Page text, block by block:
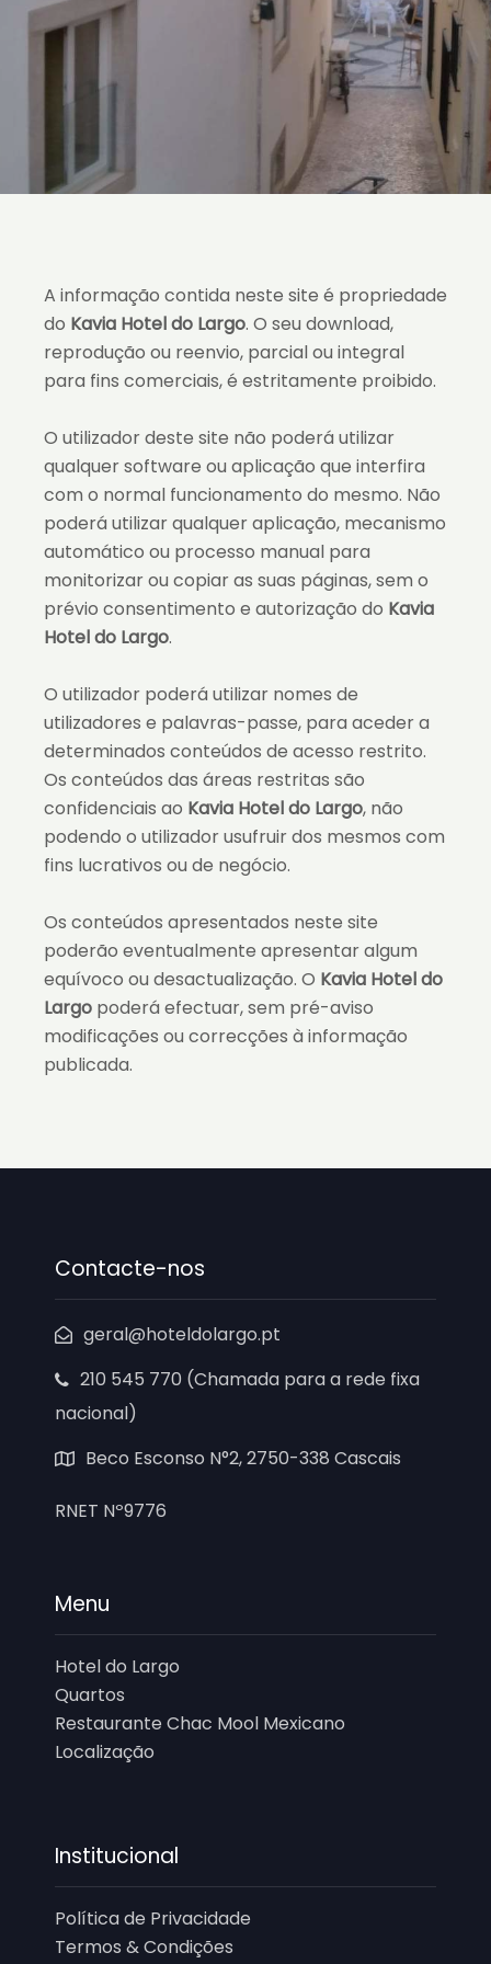
A informação contida neste site é propriedade
do Kavia Hotel do Largo. O seu download,
reprodução ou reenvio, parcial ou integral
para fins comerciais, é estritamente proibido.
O utilizador deste site não poderá utilizar
qualquer software ou aplicação que interfira
com o normal funcionamento do mesmo. Não
poderá utilizar qualquer aplicação, mecanismo
automático ou processo manual para
monitorizar ou copiar as suas páginas, sem o
prévio consentimento e autorização do Kavia
Hotel do Largo.
O utilizador poderá utilizar nomes de
utilizadores e palavras-passe, para aceder a
determinados conteúdos de acesso restrito.
Os conteúdos das áreas restritas são
confidenciais ao Kavia Hotel do Largo, não
podendo o utilizador usufruir dos mesmos com
fins lucrativos ou de negócio.
Os conteúdos apresentados neste site
poderão eventualmente apresentar algum
equívoco ou desactualização. O Kavia Hotel do
Largo poderá efectuar, sem pré-aviso
modificações ou correcções à informação
publicada.
Contacte-nos
geral@hoteldolargo.pt
210 545 770 (Chamada para a rede fixa
nacional)
Beco Esconso N°2, 2750-338 Cascais
RNET Nº9776
Menu
Hotel do Largo
Quartos
Restaurante Chac Mool Mexicano
Localização
Institucional
Política de Privacidade
Termos & Condições